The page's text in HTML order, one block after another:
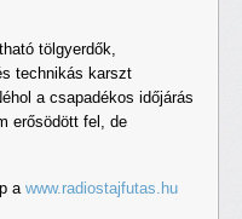
tölgyerdők,
technikás karszt
a csapadékos időjárás
erősödött fel, de
awww.radiostajfutas.hu